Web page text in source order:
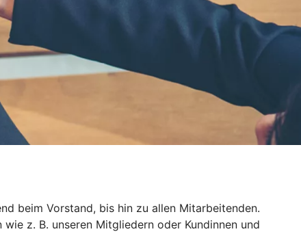
beim Vorstand, bis hin zu allen Mitarbeitenden.
z. B. unseren Mitgliedern oder Kundinnen und